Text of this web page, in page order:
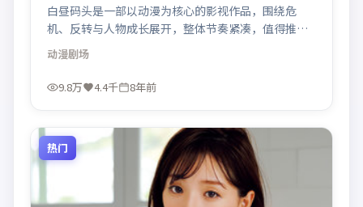
白昼码头是一部以动漫为核心的影视作品，围绕危
机、反转与人物成长展开，整体节奏紧凑，值得推荐
观看。
动漫剧场
9.8万 4.4千 8年前
热门